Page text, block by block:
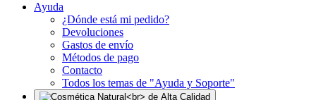
Ayuda
¿Dónde está mi pedido?
Devoluciones
Gastos de envío
Métodos de pago
Contacto
Todos los temas de "Ayuda y Soporte"